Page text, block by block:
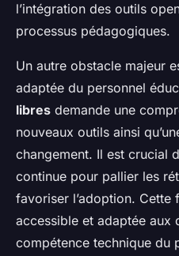
l’intégration des outils
processus pédagogiques.
Un autre obstacle majeur
adaptée du personnel
libres demande une
nouveaux outils ainsi
changement. Il est crucial
continue pour pallier les
favoriser l’adoption.
accessible et adaptée aux
compétence technique du